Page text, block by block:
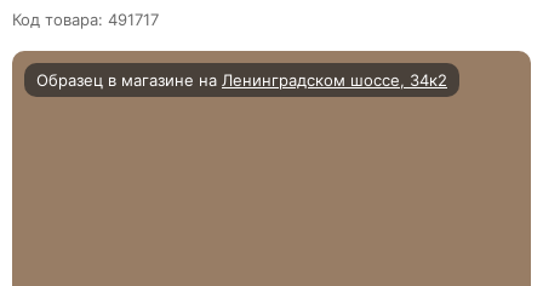
Код товара: 491717
Образец в магазине на Ленинградском шоссе, 34к2